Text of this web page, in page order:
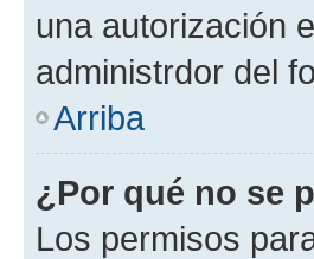
una autorización
administrdor del
Arriba
¿Por qué no se
Los permisos